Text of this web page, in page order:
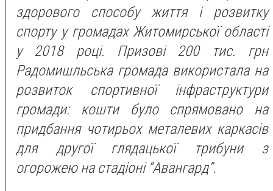
здорового способу життя і розвитку
спорту у громадах Житомирської області
у 2018 році. Призові 200 тис. грн
Радомишльська громада використала на
розвиток спортивної інфраструктури
громади: кошти було спрямовано на
придбання чотирьох металевих каркасів
для другої глядацької трибуни з
огорожею на стадіоні “Авангард”.